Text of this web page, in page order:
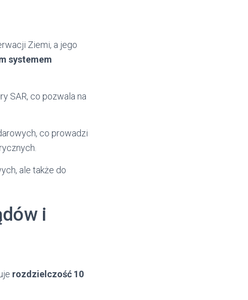
Ziemi, a jego
systemem
SAR, co pozwala na
co prowadzi
ale także do
i
rozdzielczość 10